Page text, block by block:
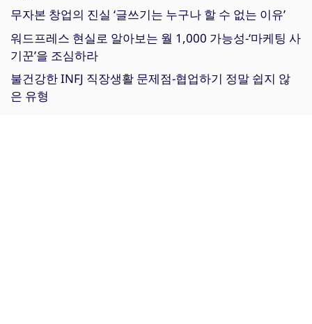
무자본 창업의 진실 ‘글쓰기는 누구나 할 수 없는 이유’
워드프레스 현실로 알아보는 월 1,000 가능성-‘마케팅 사
기꾼’을 조심하라
불건강한 INFJ 직장생활 문제점-협업하기 정말 쉽지 않
은 유형